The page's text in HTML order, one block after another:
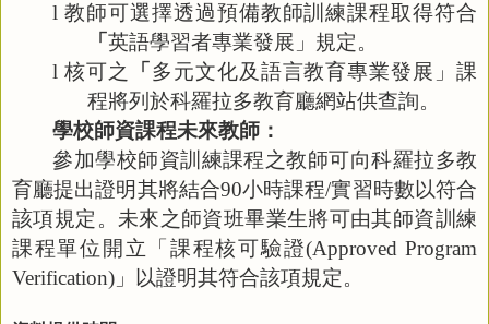
l 教師可選擇透過預備教師訓練課程取得符合
「英語學習者專業發展」規定。
l 核可之 「 多元文化及語言教育專業發展」課
程將列於科羅拉多教育廳網站供查詢。
學校師資課程未來教師：
參加學校師資訓練課程之教師可向科羅拉多教
育廳提出證明其將結合90小時課程/實習時數以符合
該項規定。未來之師資班畢業生將可由其師資訓練
課程單位開立「課程核可驗證(Approved Program
Verification) 」以證明其符合該項規定。